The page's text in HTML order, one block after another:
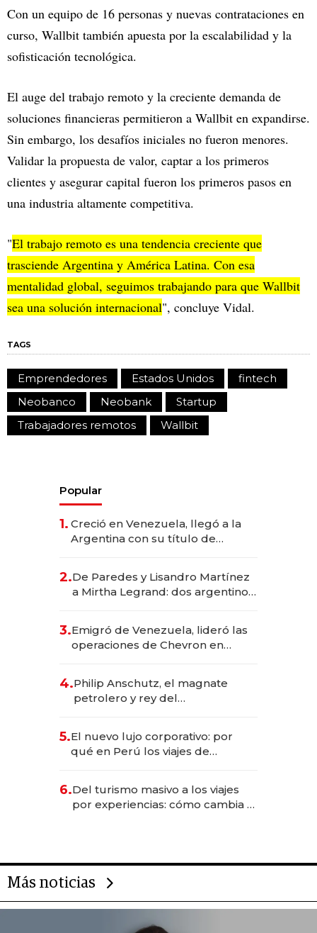
Con un equipo de 16 personas y nuevas contrataciones en
curso, Wallbit también apuesta por la escalabilidad y la
sofisticación tecnológica.
El auge del trabajo remoto y la creciente demanda de
soluciones financieras permitieron a Wallbit en expandirse.
Sin embargo, los desafíos iniciales no fueron menores.
Validar la propuesta de valor, captar a los primeros
clientes y asegurar capital fueron los primeros pasos en
una industria altamente competitiva.
"El trabajo remoto es una tendencia creciente que
trasciende Argentina y América Latina. Con esa
mentalidad global, seguimos trabajando para que Wallbit
sea una solución internacional", concluye Vidal.
TAGS
Emprendedores Estados Unidos
fintech
Neobanco
Neobank
Startup
Trabajadores remotos
Wallbit
Popular
1. Creció en Venezuela, llegó a la
Argentina con su título de
las marcas "fast premium"
2.De Paredes y Lisandro Martínez
a Mirtha Legrand: dos argentinos
3.Emigró de Venezuela, lideró las
operaciones de Chevron en
4.Philip Anschutz, el magnate
petrolero y rey del
Fénix
5.El nuevo lujo corporativo: por
qué en Perú los viajes de
transformadoras
6.Del turismo masivo a los viajes
por experiencias: cómo cambia el
Más noticias